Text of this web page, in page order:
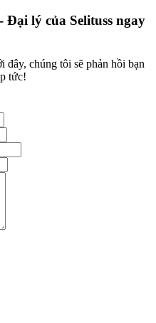
lý của Selituss ngay
đây, chúng tôi sẽ phản hồi bạn
tức!